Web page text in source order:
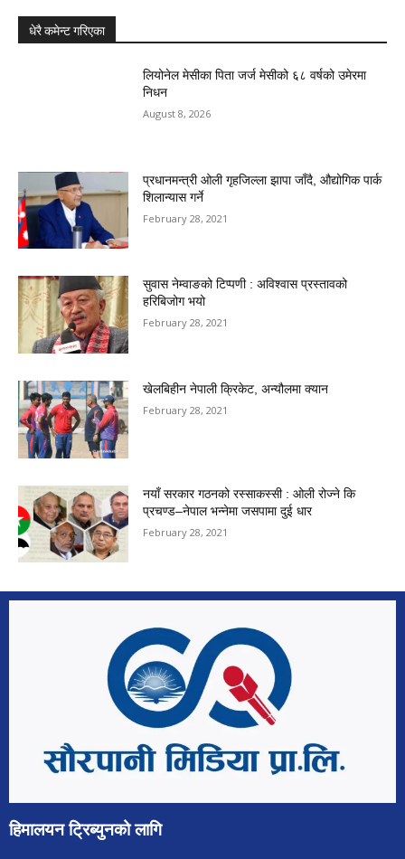
धेरै कमेन्ट गरिएका
लियोनेल मेसीका पिता जर्ज मेसीको ६८ वर्षको उमेरमा
निधन
August 8, 2026
प्रधानमन्त्री ओली गृहजिल्ला झापा जाँदै, औद्योगिक पार्क
शिलान्यास गर्ने
February 28, 2021
सुवास नेम्वाङको टिप्पणी : अविश्वास प्रस्तावको
हरिबिजोग भयो
February 28, 2021
खेलबिहीन नेपाली क्रिकेट, अन्यौलमा क्यान
February 28, 2021
नयाँ सरकार गठनको रस्साकस्सी : ओली रोज्ने कि
प्रचण्ड–नेपाल भन्नेमा जसपामा दुई धार
February 28, 2021
हिमालयन ट्रिब्युनको लागि